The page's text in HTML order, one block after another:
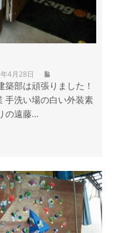
4月28日
部は頑張りました！
手洗い場の白い外装素
の遠藤...